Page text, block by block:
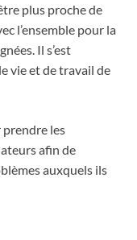
plus proche de
l’ensemble pour la
Il s’est
vie et de travail de
prendre les
afin de
auxquels ils